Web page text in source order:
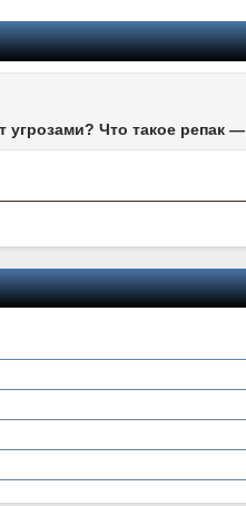
угрозами? Что такое репак —